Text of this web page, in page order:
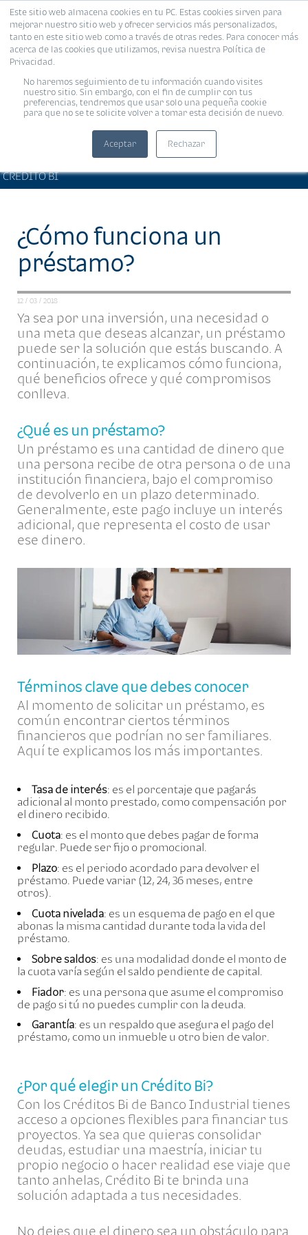
Este sitio web almacena cookies en tu PC. Estas cookies sirven para
mejorar nuestro sitio web y ofrecer servicios más personalizados,
tanto en este sitio web como a través de otras redes. Para conocer más
acerca de las cookies que utilizamos, revisa nuestra Política de
Privacidad.
No haremos seguimiento de tu información cuando visites
nuestro sitio. Sin embargo, con el fin de cumplir con tus
preferencias, tendremos que usar solo una pequeña cookie
para que no se te solicite volver a tomar esta decisión de nuevo.
Aceptar Rechazar
MENÚ
CRÉDITO BI
¿Cómo funciona un
préstamo?
12 / 03 / 2018
Ya sea por una inversión, una necesidad o
una meta que deseas alcanzar, un préstamo
puede ser la solución que estás buscando. A
continuación, te explicamos cómo funciona,
qué beneficios ofrece y qué compromisos
conlleva.
¿Qué es un préstamo?
Un préstamo es una cantidad de dinero que
una persona recibe de otra persona o de una
institución financiera, bajo el compromiso
de devolverlo en un plazo determinado.
Generalmente, este pago incluye un interés
adicional, que representa el costo de usar
ese dinero.
Términos clave que debes conocer
Al momento de solicitar un préstamo, es
común encontrar ciertos términos
financieros que podrían no ser familiares.
Aquí te explicamos los más importantes.
Tasa de interés: es el porcentaje que pagarás
adicional al monto prestado, como compensación por
el dinero recibido.
Cuota: es el monto que debes pagar de forma
regular. Puede ser fijo o promocional.
Plazo: es el periodo acordado para devolver el
préstamo. Puede variar (12, 24, 36 meses, entre
otros).
Cuota nivelada: es un esquema de pago en el que
abonas la misma cantidad durante toda la vida del
préstamo.
Sobre saldos: es una modalidad donde el monto de
la cuota varía según el saldo pendiente de capital.
Fiador: es una persona que asume el compromiso
de pago si tú no puedes cumplir con la deuda.
Garantía: es un respaldo que asegura el pago del
préstamo, como un inmueble u otro bien de valor.
¿Por qué elegir un Crédito Bi?
Con los Créditos Bi de Banco Industrial tienes
acceso a opciones flexibles para financiar tus
proyectos. Ya sea que quieras consolidar
deudas, estudiar una maestría, iniciar tu
propio negocio o hacer realidad ese viaje que
tanto anhelas, Crédito Bi te brinda una
solución adaptada a tus necesidades.
No dejes que el dinero sea un obstáculo para